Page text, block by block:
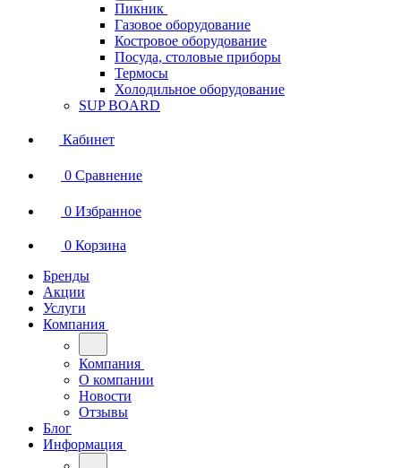
Пикник
Газовое оборудование
Костровое оборудование
Посуда, столовые приборы
Термосы
Холодильное оборудование
SUP BOARD
Кабинет
0 Сравнение
0 Избранное
0 Корзина
Бренды
Акции
Услуги
Компания
Компания
О компании
Новости
Отзывы
Блог
Информация